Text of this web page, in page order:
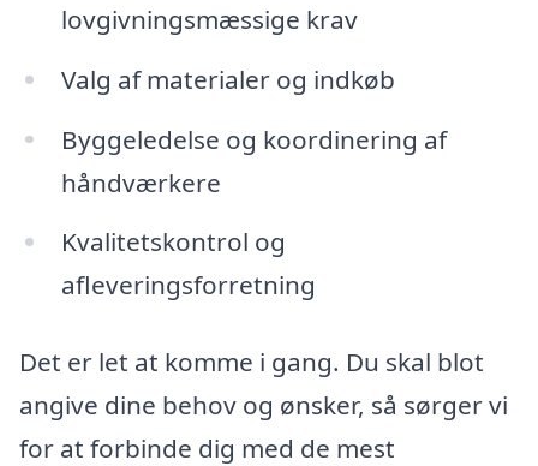
lovgivningsmæssige krav
Valg af materialer og indkøb
Byggeledelse og koordinering af
håndværkere
Kvalitetskontrol og
afleveringsforretning
Det er let at komme i gang. Du skal blot
angive dine behov og ønsker, så sørger vi
for at forbinde dig med de mest